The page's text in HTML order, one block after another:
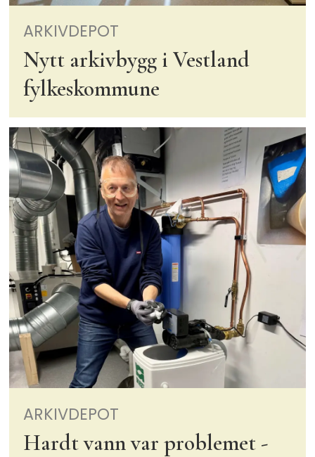
ARKIVDEPOT
Nytt arkivbygg i Vestland
fylkeskommune
ARKIVDEPOT
Hardt vann var problemet -